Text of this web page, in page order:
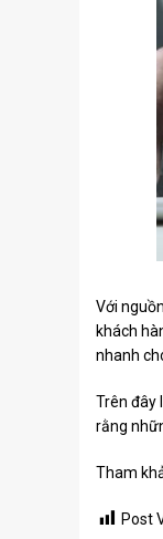
Với
khách
nhanh
Trên đây
rằng
Tham
Post